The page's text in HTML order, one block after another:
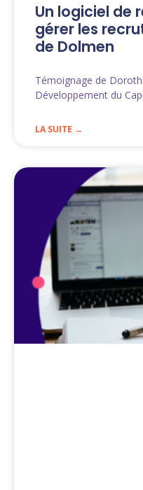
Un logiciel de
gérer les
de Dolmen
Témoignage de
Développement du
LA SUITE →